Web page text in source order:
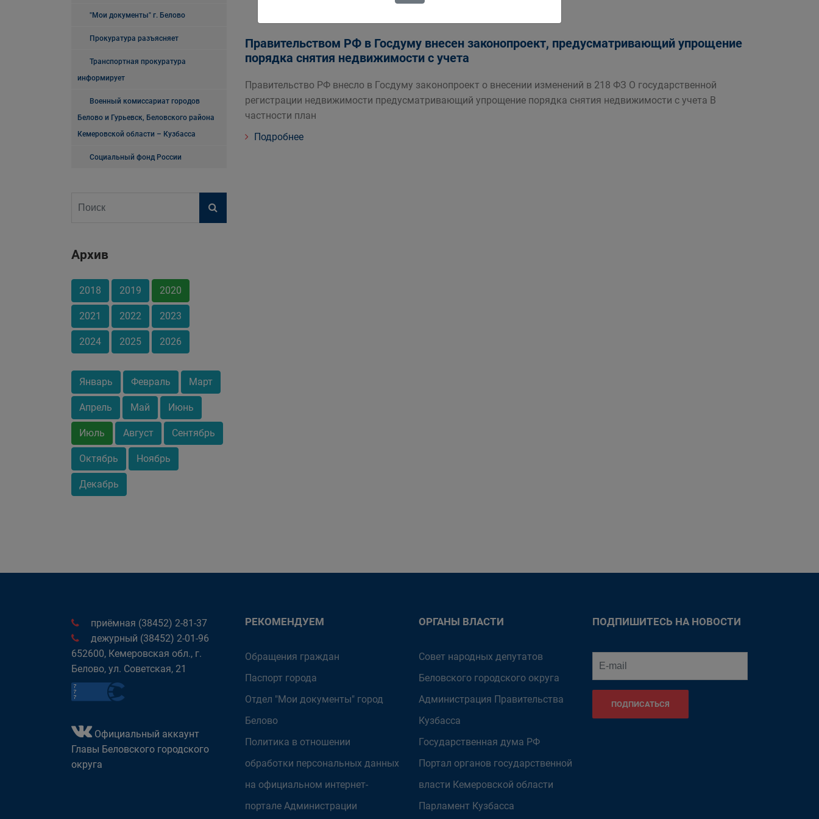
"Мои документы" г. Белово
Прокуратура разъясняет
Транспортная прокуратура
информирует
Военный комиссариат городов
Белово и Гурьевск, Беловского района
Кемеровской области – Кузбасса
Социальный фонд России
Архив
2018 2019 2020
2021 2022 2023
2024 2025 2026
Январь Февраль Март
Апрель Май Июнь
Июль Август Сентябрь
Октябрь Ноябрь
Декабрь
Правительством РФ в Госдуму внесен законопроект, предусматривающий упрощение
порядка снятия недвижимости с учета
Правительство РФ внесло в Госдуму законопроект о внесении изменений в 218 ФЗ О государственной
регистрации недвижимости предусматривающий упрощение порядка снятия недвижимости с учета В
частности план
Подробнее
приёмная (38452) 2-81-37
дежурный (38452) 2-01-96
652600, Кемеровская обл., г.
Белово, ул. Советская, 21
Официальный аккаунт
Главы Беловского городского
округа
РЕКОМЕНДУЕМ
Обращения граждан
Паспорт города
Отдел "Мои документы" город
Белово
Политика в отношении
обработки персональных данных
на официальном интернет-
портале Администрации
ОРГАНЫ ВЛАСТИ
Совет народных депутатов
Беловского городского округа
Администрация Правительства
Кузбасса
Государственная дума РФ
Портал органов государственной
власти Кемеровской области
Парламент Кузбасса
ПОДПИШИТЕСЬ НА НОВОСТИ
ПОДПИСАТЬСЯ